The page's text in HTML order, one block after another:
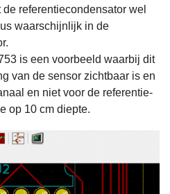
referentiecondensator wel
waarschijnlijk in de
is een voorbeeld waarbij dit
van de sensor zichtbaar is en
en niet voor de referentie-
op 10 cm diepte.